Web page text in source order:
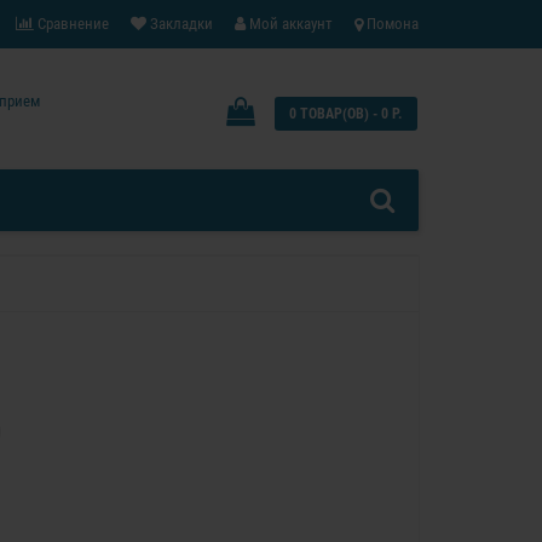
Помона
Мой аккаунт
Закладки
Сравнение
0 ТОВАР(ОВ) - 0 Р.